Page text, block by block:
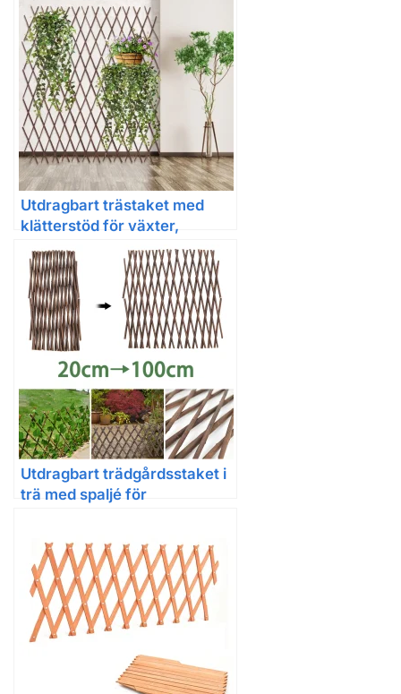
Utdragbart trästaket med
klätterstöd för växter,
trädgårdspanael
Utdragbart trädgårdsstaket i
trä med spaljé för